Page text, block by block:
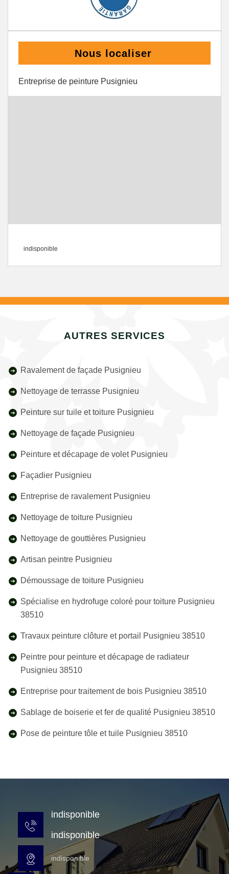
Nous localiser
Entreprise de peinture Pusignieu
indisponible
AUTRES SERVICES
Ravalement de façade Pusignieu
Nettoyage de terrasse Pusignieu
Peinture sur tuile et toiture Pusignieu
Nettoyage de façade Pusignieu
Peinture et décapage de volet Pusignieu
Façadier Pusignieu
Entreprise de ravalement Pusignieu
Nettoyage de toiture Pusignieu
Nettoyage de gouttières Pusignieu
Artisan peintre Pusignieu
Démoussage de toiture Pusignieu
Spécialise en hydrofuge coloré pour toiture Pusignieu
38510
Travaux peinture clôture et portail Pusignieu 38510
Peintre pour peinture et décapage de radiateur
Pusignieu 38510
Entreprise pour traitement de bois Pusignieu 38510
Sablage de boiserie et fer de qualité Pusignieu 38510
Pose de peinture tôle et tuile Pusignieu 38510
indisponible
indisponible
indisponible